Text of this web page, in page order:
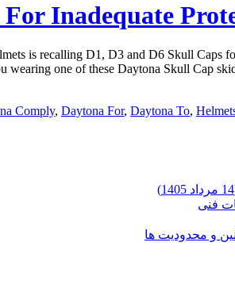
Inadequate
is recalling D1, D3 and D6 Skull Caps
wearing one of these Daytona Skull Cap
Comply, Daytona For, Daytona To,
و محدودیت ها